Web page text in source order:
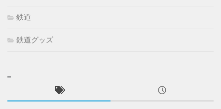
鉄道
鉄道グッズ